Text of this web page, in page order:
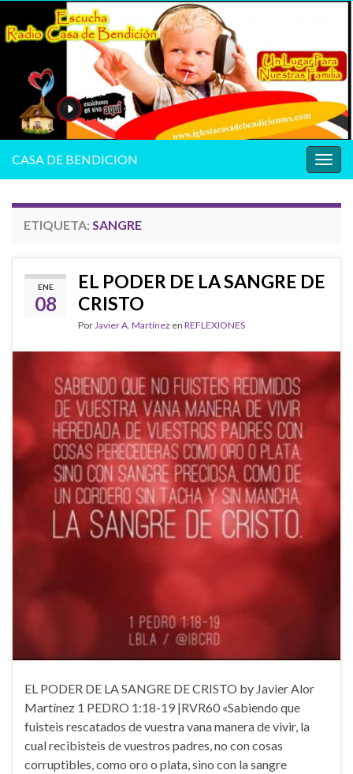
la
CASA DE BENDICION
ETIQUETA: SANGRE
ENE
08
EL PODER DE LA SANGRE DE
CRISTO
Por Javier A. Martínez en REFLEXIONES
EL PODER DE LA SANGRE DE CRISTO by Javier Alor
Martínez 1 PEDRO 1:18-19 |RVR60 «Sabiendo que
fuisteis rescatados de vuestra vana manera de vivir, la
cual recibisteis de vuestros padres, no con cosas
corruptibles, como oro o plata, sino con la sangre